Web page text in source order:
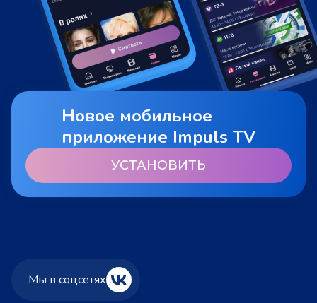
Новое мобильное
приложение Impuls TV
УСТАНОВИТЬ
Мы в соцсетях